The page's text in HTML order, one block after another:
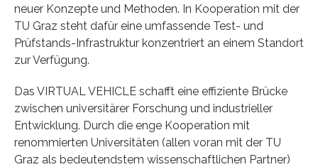
neuer Konzepte und Methoden. In Kooperation mit der
TU Graz steht dafür eine umfassende Test- und
Prüfstands-Infrastruktur konzentriert an einem Standort
zur Verfügung.
Das VIRTUAL VEHICLE schafft eine effiziente Brücke
zwischen universitärer Forschung und industrieller
Entwicklung. Durch die enge Kooperation mit
renommierten Universitäten (allen voran mit der TU
Graz als bedeutendstem wissenschaftlichen Partner)